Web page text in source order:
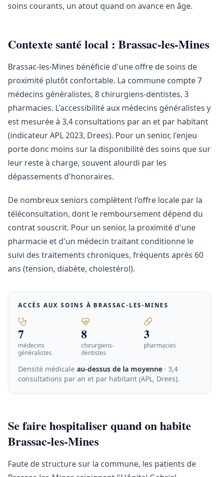
soins courants, un atout quand on avance en âge.
Contexte santé local : Brassac-les-Mines
Brassac-les-Mines bénéficie d'une offre de soins de
proximité plutôt confortable. La commune compte 7
médecins généralistes, 8 chirurgiens-dentistes, 3
pharmacies. L'accessibilité aux médecins généralistes y
est mesurée à 3,4 consultations par an et par habitant
(indicateur APL 2023, Drees). Pour un senior, l'enjeu
porte donc moins sur la disponibilité des soins que sur
leur reste à charge, souvent alourdi par les
dépassements d'honoraires.
De nombreux seniors complètent l'offre locale par la
téléconsultation, dont le remboursement dépend du
contrat souscrit. Pour un senior, la proximité d'une
pharmacie et d'un médecin traitant conditionne le
suivi des traitements chroniques, fréquents après 60
ans (tension, diabète, cholestérol).
ACCÈS AUX SOINS À BRASSAC-LES-MINES
7
médecins
généralistes
8
chirurgiens-
dentistes
3
pharmacies
Densité médicale au-dessus de la moyenne · 3,4
consultations par an et par habitant (APL, Drees).
Se faire hospitaliser quand on habite
Brassac-les-Mines
Faute de structure sur la commune, les patients de